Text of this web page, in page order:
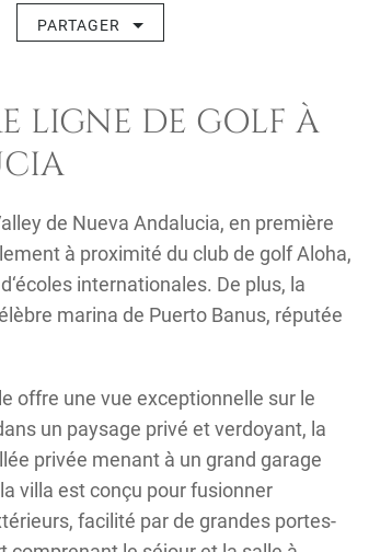
PARTAGER
LIGNE DE GOLF À
de Nueva Andalucia, en première
à proximité du club de golf Aloha,
internationales. De plus, la
marina de Puerto Banus, réputée
offre une vue exceptionnelle sur le
un paysage privé et verdoyant, la
privée menant à un grand garage
villa est conçu pour fusionner
facilité par de grandes portes-